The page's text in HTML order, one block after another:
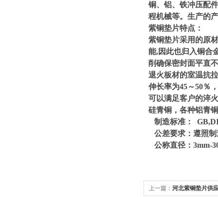
铜、铝、铁冲压配
程机械等。生产的
紫铜垫片特点：
紫铜垫片采用的原
能,因此也归入铜合
削确保密封面平直
退火板材的室温
伸长率为45～50％
可以满足客户的淬
硅青铜，各种铝
制造标准：
公差要求：遵照
公称直径：3mm-
上一篇： 河北紫铜垫片供